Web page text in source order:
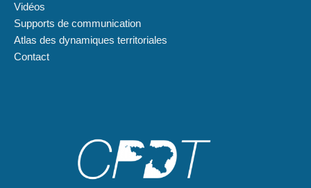
Vidéos
Supports de communication
Atlas des dynamiques territoriales
Contact